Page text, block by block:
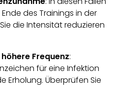
des Trainings in der
die Intensität reduzieren
Frequenz:
für eine Infektion
Erholung. Überprüfen Sie